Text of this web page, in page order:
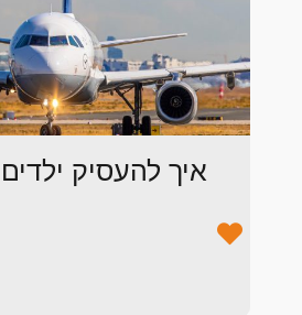
איך להעסיק